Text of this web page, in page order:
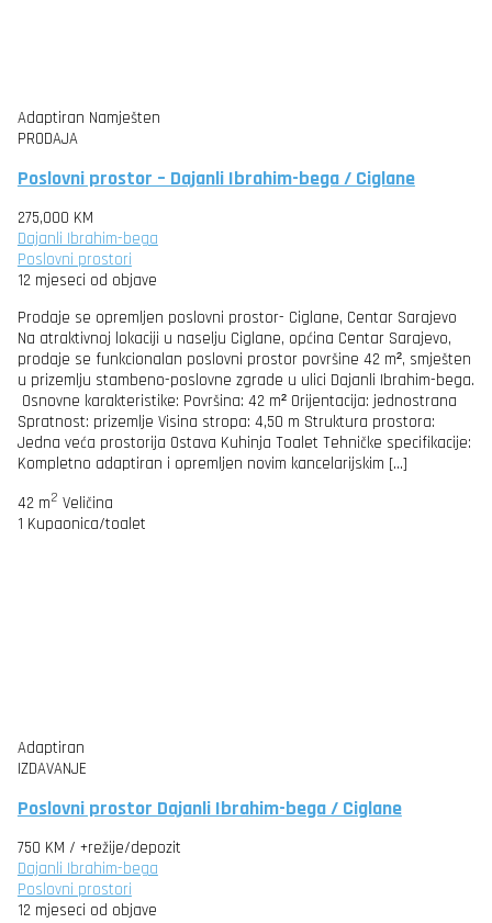
Adaptiran Namješten
PRODAJA
Poslovni prostor – Dajanli Ibrahim-bega / Ciglane
275,000 KM
Dajanli Ibrahim-bega
Poslovni prostori
12 mjeseci od objave
Prodaje se opremljen poslovni prostor- Ciglane, Centar Sarajevo
Na atraktivnoj lokaciji u naselju Ciglane, općina Centar Sarajevo,
prodaje se funkcionalan poslovni prostor površine 42 m², smješten
u prizemlju stambeno-poslovne zgrade u ulici Dajanli Ibrahim-bega.
Osnovne karakteristike: Površina: 42 m² Orijentacija: jednostrana
Spratnost: prizemlje Visina stropa: 4,50 m Struktura prostora:
Jedna veća prostorija Ostava Kuhinja Toalet Tehničke specifikacije:
Kompletno adaptiran i opremljen novim kancelarijskim […]
42 m2 Veličina
1 Kupaonica/toalet
Adaptiran
IZDAVANJE
Poslovni prostor Dajanli Ibrahim-bega / Ciglane
750 KM / +režije/depozit
Dajanli Ibrahim-bega
Poslovni prostori
12 mjeseci od objave